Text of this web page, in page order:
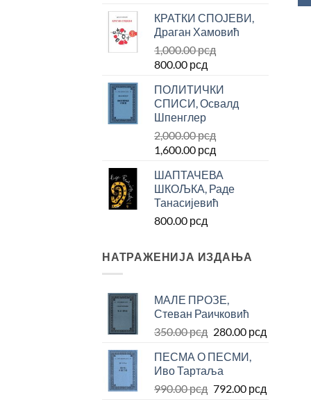
је
била:
2,000.00 рсд.
је:
1,600.00 рсд.
КРАТКИ СПОЈЕВИ,
Драган Хамовић
1,000.00рсд
Оригинална
је
била:
1,000.00 рсд.
800.00 рсд
је:
800.00 рсд.
ПОЛИТИЧКИ
СПИСИ, Освалд
Шпенглер
2,000.00рсд
Оригинална
је
била:
2,000.00 рсд.
1,600.00 рсд
је:
1,600.00 рсд.
ШАПТАЧЕВА
ШКОЉКА, Раде
Танасијевић
800.00 рсд
НАТРАЖЕНИЈА ИЗДАЊА
МАЛЕ ПРОЗЕ,
Стеван Раичковић
350.00рсд Оригинална
је
била:
350.00 рсд.
280.00 рсдТренутна
ПЕСМА О ПЕСМИ,
Иво Тартаља
990.00рсд Оригинална
792.00 рсдТренутна